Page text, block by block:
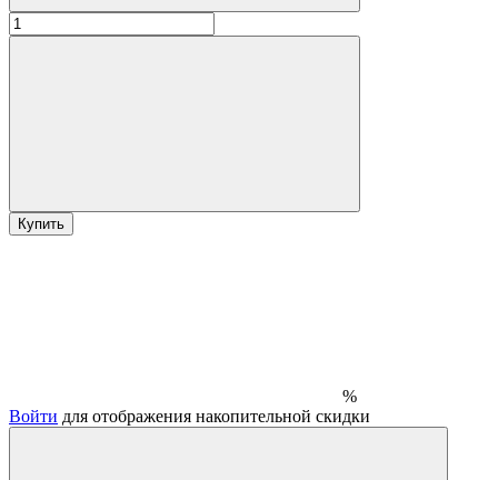
Купить
%
Войти для отображения накопительной скидки